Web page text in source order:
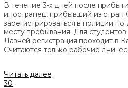
В течение 3-х дней после
иностранец, прибывший из стран
зарегистрироваться в полиции
месту пребывания. Для
Лазней регистрация проходит в
Считаются только рабочие дни:
Читать далее
30